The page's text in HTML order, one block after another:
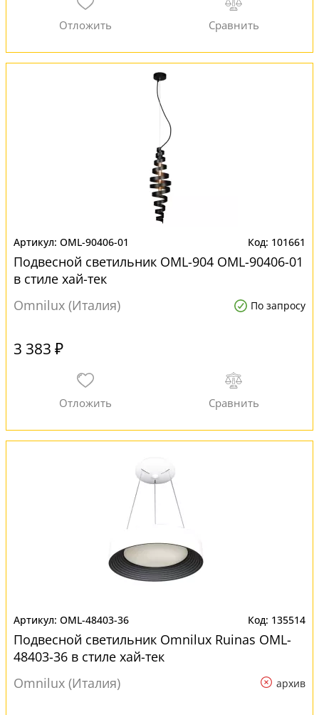
OML-90406-01 101661
Подвесной светильник OML-904 OML-90406-01
в стиле хай-тек
Omnilux (Италия)
По запросу
3 383 ₽
OML-48403-36 135514
Подвесной светильник Omnilux Ruinas OML-
48403-36 в стиле хай-тек
Omnilux (Италия)
архив